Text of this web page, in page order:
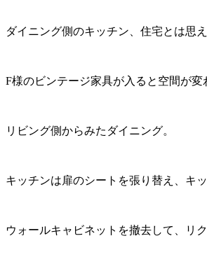
ダイニング側のキッチン、住宅とは思
F様のビンテージ家具が入ると空間が変
リビング側からみたダイニング。
キッチンは扉のシートを張り替え、キ
ウォールキャビネットを撤去して、リ